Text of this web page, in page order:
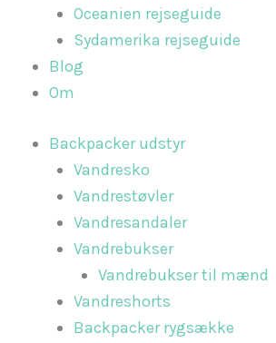
Oceanien rejseguide
Sydamerika rejseguide
Blog
Om
Backpacker udstyr
Vandresko
Vandrestøvler
Vandresandaler
Vandrebukser
Vandrebukser til mænd
Vandreshorts
Backpacker rygsække